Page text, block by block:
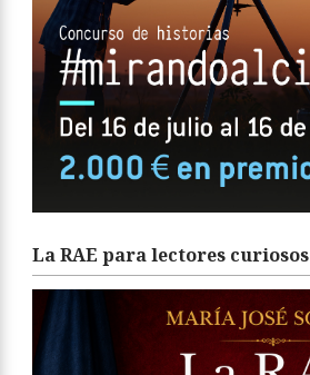
La RAE para lectores curiosos